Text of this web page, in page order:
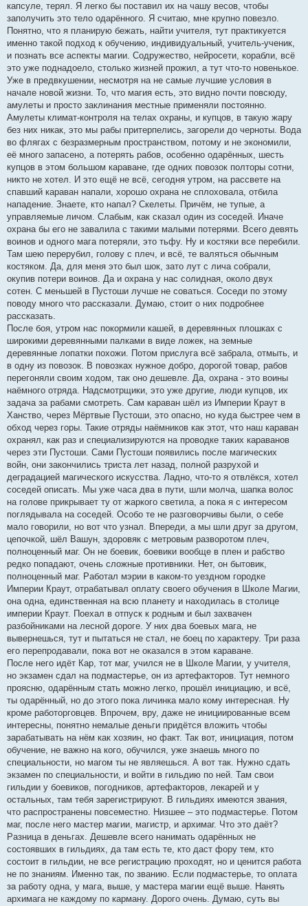
капсуле, терял. Я легко бы поставил их на чашу весов, чтобы
заполучить это тело одарённого. Я считаю, мне крупно повезло.
Понятно, что я планирую бежать, найти учителя, тут практикуется
именно такой подход к обучению, индивидуальный, учитель-ученик,
и познать все аспекты магии. Содружество, нейросети, корабли, всё
это уже поднадоело, столько жизней прожил, а тут что-то новенькое.
Уже в предвкушении, несмотря на не самые лучшие условия в
начале новой жизни. То, что магия есть, это видно почти повсюду,
амулеты и просто заклинания местные применяли постоянно.
Амулеты климат-контроля на телах охраны, и купцов, в такую жару
без них никак, это мы рабы притерпелись, загорели до черноты. Вода
во флягах с безразмерным пространством, потому и не экономили,
её много запасено, а потерять рабов, особенно одарённых, шесть
купцов в этом большом караване, где одних повозок полторы сотни,
никто не хотел. И это ещё не всё, сегодня утром, на рассвете на
спавший караван напали, хорошо охрана не сплоховала, отбила
нападение. Знаете, кто напал? Скелеты. Причём, не тупые, а
управляемые личом. Слабым, как сказал один из соседей. Иначе
охрана бы его не завалила с такими малыми потерями. Всего девять
воинов и одного мага потеряли, это тьфу. Ну и костяки все перебили.
Там шею перерубил, голову с плеч, и всё, те валяться обычным
костяком. Да, для меня это был шок, зато лут с лича собрали,
окупив потери воинов. Да и охрана у нас солидная, около двух
сотен. С меньшей в Пустоши лучше не соваться. Соседи по этому
поводу много что рассказали. Думаю, стоит о них подробнее
рассказать.
После боя, утром нас покормили кашей, в деревянных плошках с
широкими деревянными палками в виде ложек, на земные
деревянные лопатки похожи. Потом прислуга всё забрала, отмыть, и
в одну из повозок. В повозках нужное добро, дорогой товар, рабов
перегоняли своим ходом, так оно дешевле. Да, охрана - это воины
наёмного отряда. Надсмотрщики, это уже другие, люди купцов, их
задача за рабами смотреть. Сам караван шёл из Империи Краут в
Ханство, через Мёртвые Пустоши, это опасно, но куда быстрее чем в
обход через горы. Такие отряды наёмников как этот, что наш караван
охранял, как раз и специализируются на проводке таких караванов
через эти Пустоши. Сами Пустоши появились после магических
войн, они закончились триста лет назад, полной разрухой и
деградацией магического искусства. Ладно, что-то я отвлёкся, хотел
соседей описать. Мы уже часа два в пути, шли молча, шапка волос
на голове прикрывает ту от жаркого светила, а пока я с интересом
поглядывала на соседей. Особо те не разговорчивы были, о себе
мало говорили, но вот что узнал. Впереди, а мы шли друг за другом,
цепочкой, шёл Вашун, здоровяк с метровым разворотом плеч,
полноценный маг. Он не боевик, боевики вообще в плен и рабство
редко попадают, очень сложные противники. Нет, он бытовик,
полноценный маг. Работал мэрии в каком-то уездном городке
Империи Краут, отрабатывал оплату своего обучения в Школе Магии,
она одна, единственная на всю планету и находилась в столице
империи Краут. Поехал в отпуск к родным и был захвачен
разбойниками на лесной дороге. У них два боевых мага, не
вывернешься, тут и пытаться не стал, не боец по характеру. Три раза
его перепродавали, пока вот не оказался в этом караване.
После него идёт Кар, тот маг, учился не в Школе Магии, у учителя,
но экзамен сдал на подмастерье, он из артефакторов. Тут немного
проясню, одарённым стать можно легко, прошёл инициацию, и всё,
ты одарённый, но до этого пока личинка мало кому интересная. Ну
кроме работорговцев. Впрочем, вру, даже не инициированные всем
интересны, понятно немалые деньги придётся вложить чтобы
зарабатывать на нём как хозяин, но факт. Так вот, инициация, потом
обучение, не важно на кого, обучился, уже знаешь много по
специальности, но магом ты не являешься. А вот так. Нужно сдать
экзамен по специальности, и войти в гильдию по ней. Там свои
гильдии у боевиков, погодников, артефакторов, лекарей и у
остальных, там тебя зарегистрируют. В гильдиях имеются звания,
что распространены повсеместно. Низшее – это подмастерье. Потом
маг, после него мастер магии, магистр, и архимаг. Что это даёт?
Разница в деньгах. Дешевле всего нанимать одарённых не
состоявших в гильдиях, да там есть те, кто даст фору тем, кто
состоит в гильдии, не все регистрацию проходят, но и ценится работа
не по знаниям. Именно так, по званию. Если подмастерье, то оплата
за работу одна, у мага, выше, у мастера магии ещё выше. Нанять
архимага не каждому по карману. Дорого очень. Думаю, суть вы